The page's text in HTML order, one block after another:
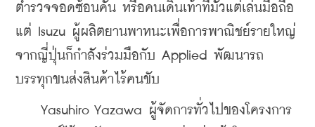
ตำรวจจอดซ้อนคัน หรือคนเดินเท้าที่มัวแต่เล่นมือถือ
แต่ Isuzu ผู้ผลิตยานพาหนะเพื่อการพาณิชย์รายใหญ่
จากญี่ปุ่นก็กำลังร่วมมือกับ Applied พัฒนารถ
บรรทุกขนส่งสินค้าไร้คนขับ
Yasuhiro Yazawa ผู้จัดการทั่วไปของโครงการ